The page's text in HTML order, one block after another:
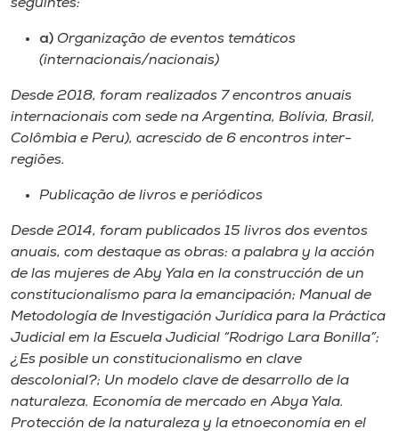
Biblioteca
Editora
Rádio
Unoesc
Store
Selecione
o idioma
seguintes:
a) Organização de eventos temáticos
(internacionais/nacionais)
Desde 2018, foram realizados 7 encontros anuais
internacionais com sede na Argentina, Bolívia, Brasil,
Colômbia e Peru), acrescido de 6 encontros inter-
regiões.
Publicação de livros e periódicos
Desde 2014, foram publicados 15 livros dos eventos
anuais, com destaque as obras: a palabra y la acción
de las mujeres de Aby Yala en la construcción de un
constitucionalismo para la emancipación; Manual de
Metodología de Investigación Jurídica para la Práctica
Judicial em la Escuela Judicial “Rodrigo Lara Bonilla”;
¿Es posible un constitucionalismo en clave
descolonial?; Un modelo clave de desarrollo de la
naturaleza. Economía de mercado en Abya Yala.
Protección de la naturaleza y la etnoeconomía en el